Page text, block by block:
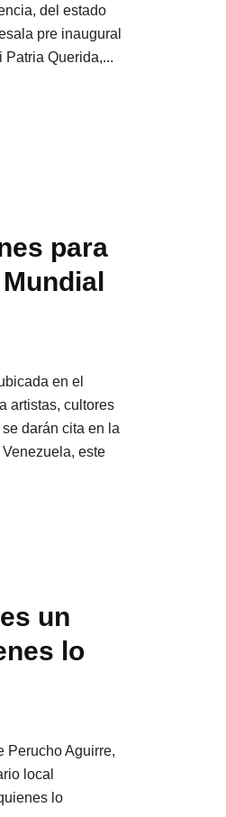
del estado
pre inaugural
Querida,...
para
en el
artistas, cultores
darán cita en la
este
un
lo
Perucho Aguirre,
local
lo